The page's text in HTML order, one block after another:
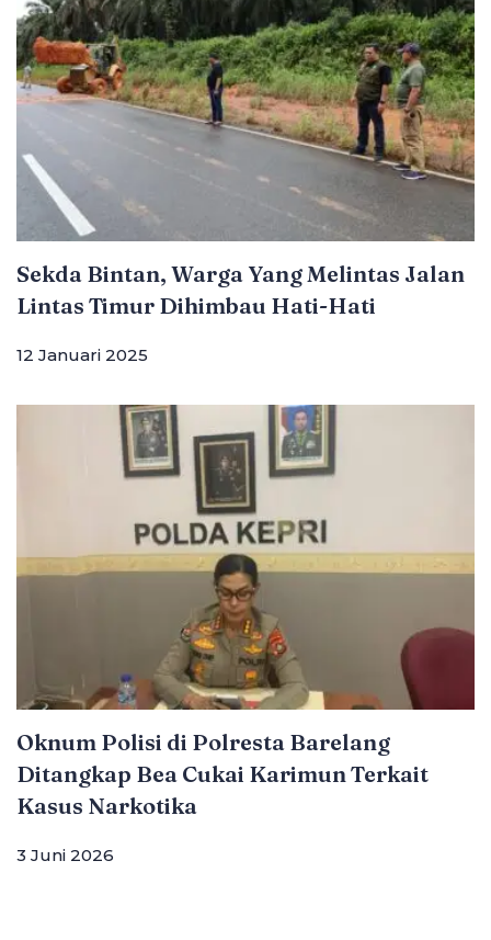
Sekda Bintan, Warga Yang Melintas Jalan
Lintas Timur Dihimbau Hati-Hati
12 Januari 2025
Oknum Polisi di Polresta Barelang
Ditangkap Bea Cukai Karimun Terkait
Kasus Narkotika
3 Juni 2026